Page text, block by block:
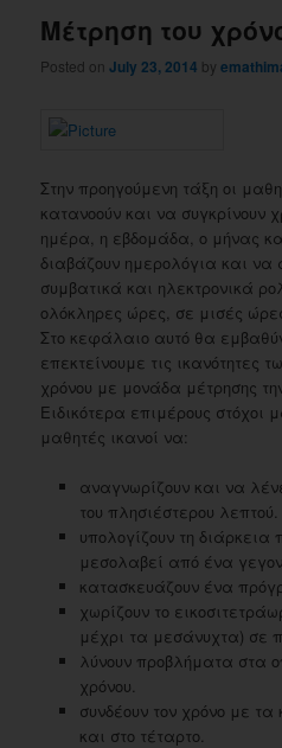
Μέτρηση του
Posted onJuly 23, 2014 by
Στην προηγούμενη τάξη οι
κατανοούν και να συγκρίνουν
ημέρα, η εβδομάδα, ο μήνας
διαβάζουν ημερολόγια και να
συμβατικά και ηλεκτρονικά
ολόκληρες ώρες, σε μισές
Στο κεφάλαιο αυτό θα
επεκτείνουμε τις ικανότητες
χρόνου με μονάδα μέτρησης
Ειδικότερα επιμέρους στόχοι
μαθητές ικανοί να:
αναγνωρίζουν και να
του πλησιέστερου λεπτού.
υπολογίζουν τη διάρκεια
μεσολαβεί από ένα
κατασκευάζουν ένα
χωρίζουν το
μέχρι τα μεσάνυχτα) σε
λύνουν προβλήματα στα
χρόνου.
συνδέουν τον χρόνο με
και στο τέταρτο.